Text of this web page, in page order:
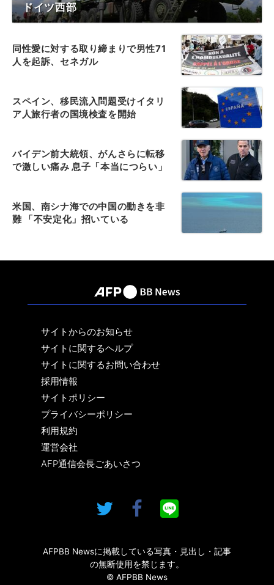
ドイツ西部
同性愛に対する取り締まりで男性71
人を起訴、セネガル
スペイン、移民流入問題受けイタリ
ア人旅行者の国境検査を開始
バイデン前大統領、がんさらに転移
で激しい痛み 息子「本当につらい」
米国、南シナ海での中国の動きを非
難 「不安定化」招いている
サイトからのお知らせ
サイトに関するヘルプ
サイトに関するお問い合わせ
採用情報
サイトポリシー
プライバシーポリシー
利用規約
運営会社
AFP通信会長ごあいさつ
AFPBB Newsに掲載している写真・見出し・記事
の無断使用を禁じます。
© AFPBB News